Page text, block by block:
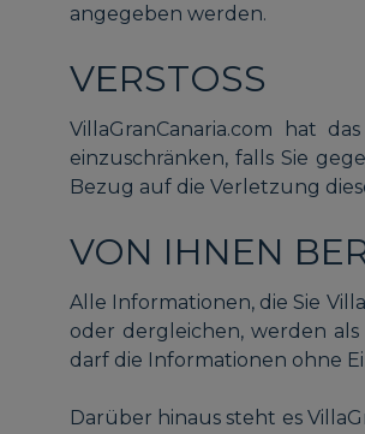
angegeben werden.
VERSTOSS
VillaGranCanaria.com hat
einzuschränken, falls Sie
Bezug auf die Verletzung
VON IHNEN
Alle Informationen, die Sie
oder dergleichen, werden
darf die Informationen ohne
Darüber hinaus steht es